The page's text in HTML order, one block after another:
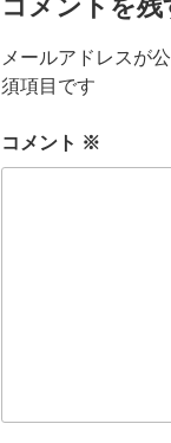
コメントを残
メールアドレスが
須項目です
コメント ※